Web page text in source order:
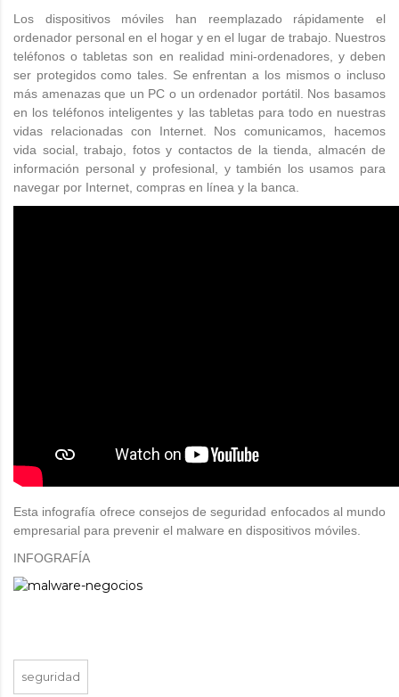
Los dispositivos móviles han reemplazado rápidamente el
ordenador personal en el hogar y en el lugar de trabajo. Nuestros
teléfonos o tabletas son en realidad mini-ordenadores, y deben
ser protegidos como tales. Se enfrentan a los mismos o incluso
más amenazas que un PC o un ordenador portátil. Nos basamos
en los teléfonos inteligentes y las tabletas para todo en nuestras
vidas relacionadas con Internet. Nos comunicamos, hacemos
vida social, trabajo, fotos y contactos de la tienda, almacén de
información personal y profesional, y también los usamos para
navegar por Internet, compras en línea y la banca.
Esta infografía ofrece consejos de seguridad enfocados al mundo
empresarial para prevenir el malware en dispositivos móviles.
INFOGRAFÍA
seguridad